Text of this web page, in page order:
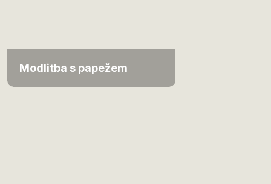
Modlitba s papežem